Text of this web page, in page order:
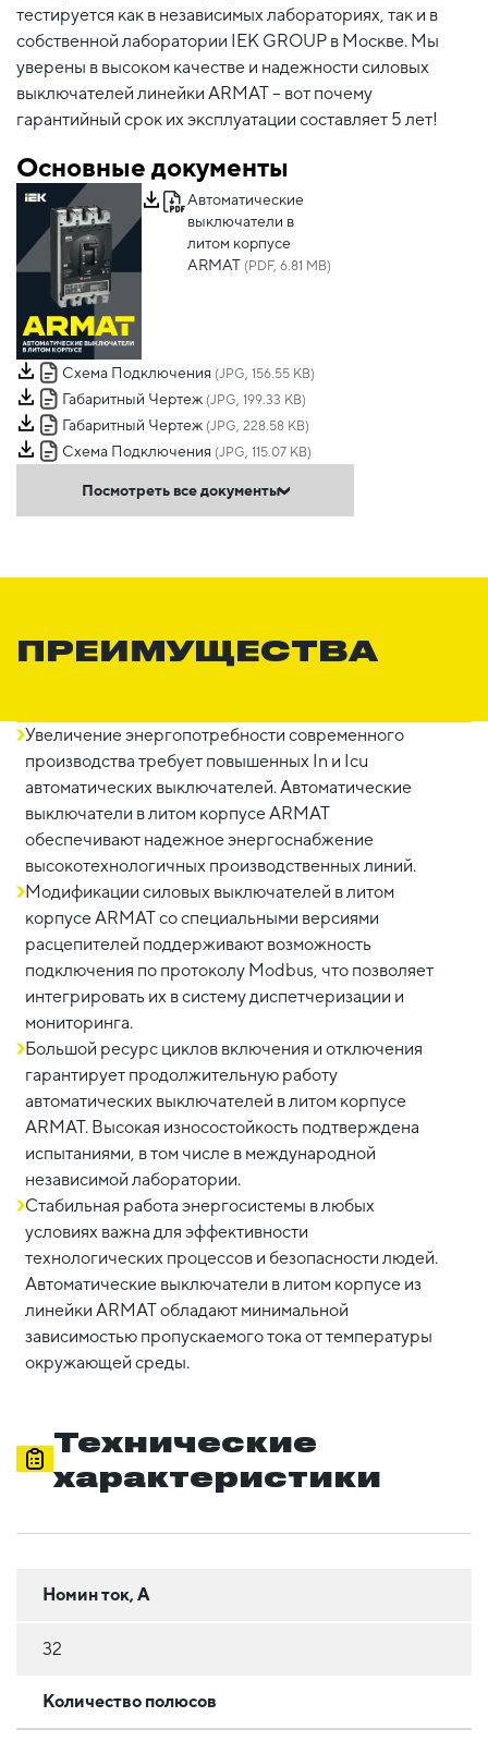
тестируется как в независимых лабораториях, так и в
собственной лаборатории IEK GROUP в Москве. Мы
уверены в высоком качестве и надежности силовых
выключателей линейки ARMAT – вот почему
гарантийный срок их эксплуатации составляет 5 лет!
Основные документы
Автоматические
выключатели в
литом корпусе
ARMAT (PDF, 6.81 MB)
Схема Подключения (JPG, 156.55 KB)
Габаритный Чертеж (JPG, 199.33 KB)
Габаритный Чертеж (JPG, 228.58 KB)
Схема Подключения (JPG, 115.07 KB)
Посмотреть все документы
ПРЕИМУЩЕСТВА
Увеличение энергопотребности современного
производства требует повышенных In и Icu
автоматических выключателей. Автоматические
выключатели в литом корпусе ARMAT
обеспечивают надежное энергоснабжение
высокотехнологичных производственных линий.
Модификации силовых выключателей в литом
корпусе ARMAT со специальными версиями
расцепителей поддерживают возможность
подключения по протоколу Modbus, что позволяет
интегрировать их в систему диспетчеризации и
мониторинга.
Большой ресурс циклов включения и отключения
гарантирует продолжительную работу
автоматических выключателей в литом корпусе
ARMAT. Высокая износостойкость подтверждена
испытаниями, в том числе в международной
независимой лаборатории.
Стабильная работа энергосистемы в любых
условиях важна для эффективности
технологических процессов и безопасности людей.
Автоматические выключатели в литом корпусе из
линейки ARMAT обладают минимальной
зависимостью пропускаемого тока от температуры
окружающей среды.
Технические
характеристики
Номин ток, А
32
Количество полюсов